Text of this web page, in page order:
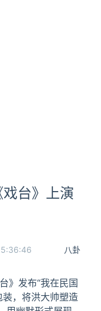
台》上演
八卦
》发布“我在民国
装，将洪大帅塑造